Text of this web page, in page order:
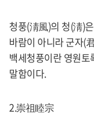
청풍(淸風)의 청(淸)
바람이 아니라 군자(
백세청풍이란 영원
말함이다.
2.崇祖睦宗